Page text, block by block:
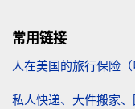
常用链接
人在美国的旅行保险（
私人快递、大件搬家